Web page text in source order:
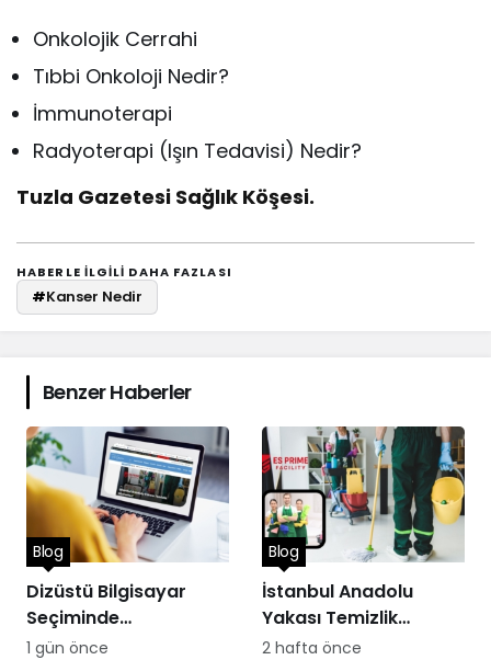
Onkolojik Cerrahi
Tıbbi Onkoloji Nedir?
İmmunoterapi
Radyoterapi (Işın Tedavisi) Nedir?
Tuzla Gazetesi Sağlık Köşesi.
HABERLE ILGILI DAHA FAZLASI
#Kanser Nedir
Benzer Haberler
Dizüstü Bilgisayar
Seçiminde
Performans
Blog
1 gün önce
İstanbul Anadolu
Yakası Temizlik
Hizmetleri
Blog
2 hafta önce